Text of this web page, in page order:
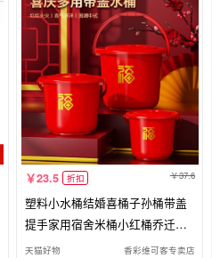
23.5 折扣 37.6
塑料小水桶结婚喜桶子孙桶带盖
提手家用宿舍米桶小红桶乔迁喜
庆桶
天猫好物 香彩维可客专卖店